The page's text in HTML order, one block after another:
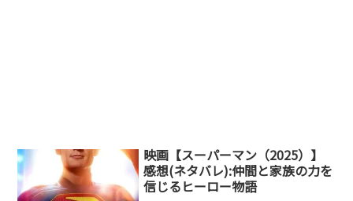
映画【スーパーマン（2025）】
感想(ネタバレ):仲間と家族の力を
信じるヒーロー物語